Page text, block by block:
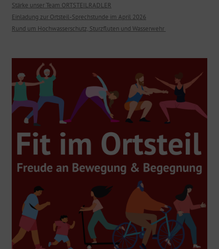
Stärke unser Team ORTSTEILRADLER
Einladung zur Ortsteil-Sprechstunde im April 2026
Rund um Hochwasserschutz, Sturzfluten und Wasserwehr